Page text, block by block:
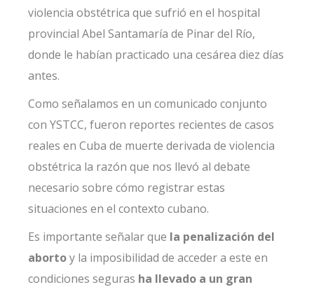
violencia obstétrica que sufrió en el hospital
provincial Abel Santamaría de Pinar del Río,
donde le habían practicado una cesárea diez días
antes.
Como señalamos en uncomunicado conjunto
con YSTCC, fueron reportes recientes de casos
reales en Cuba de muerte derivada de violencia
obstétrica la razón que nos llevó al debate
necesario sobre cómo registrar estas
situaciones en el contexto cubano.
Es importante señalar que la penalización del
abortoy la imposibilidad de acceder a este en
condiciones seguras ha llevado a un gran